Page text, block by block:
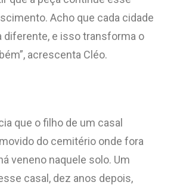
Acho que cada cidade
diferente, e isso transforma o
acrescenta Cléo.
que o filho de um casal
do cemitério onde fora
veneno naquele solo. Um
casal, dez anos depois,